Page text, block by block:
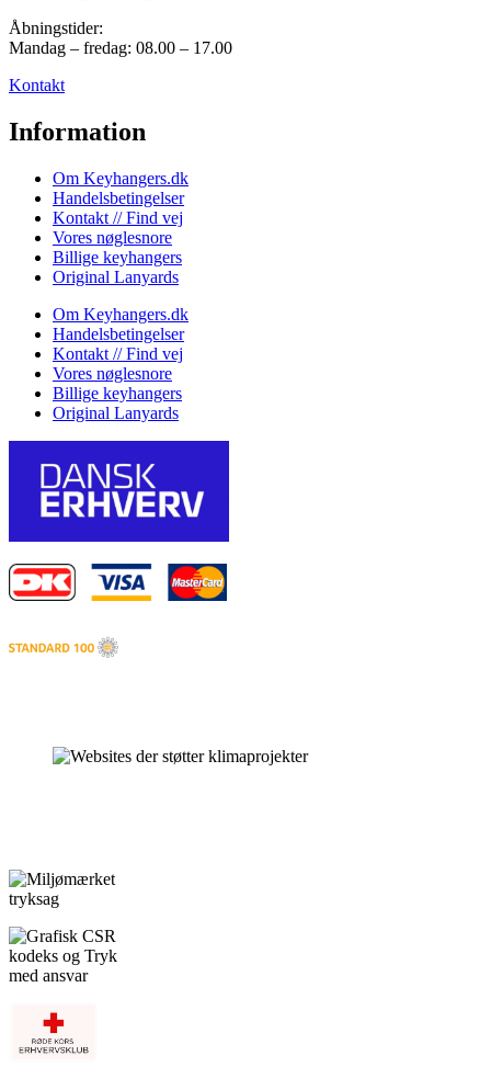
Åbningstider:
Mandag – fredag: 08.00 – 17.00
Kontakt
Information
Om Keyhangers.dk
Handelsbetingelser
Kontakt // Find vej
Vores nøglesnore
Billige keyhangers
Original Lanyards
Om Keyhangers.dk
Handelsbetingelser
Kontakt // Find vej
Vores nøglesnore
Billige keyhangers
Original Lanyards